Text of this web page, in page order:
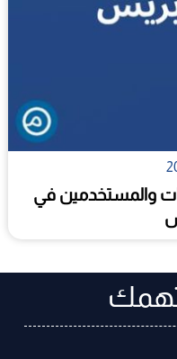
والمستخدمين في